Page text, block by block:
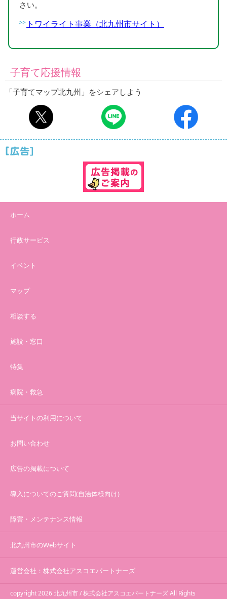
さい。
トワイライト事業（北九州市サイト）
子育て応援情報
「子育てマップ北九州」をシェアしよう
ホーム
行政サービス
イベント
マップ
相談する
施設・窓口
特集
病院・救急
当サイトの利用について
お問い合わせ
広告の掲載について
導入についてのご質問(自治体様向け)
障害・メンテナンス情報
北九州市のWebサイト
運営会社：株式会社アスコエパートナーズ
copyright 2026 北九州市 / 株式会社アスコエパートナーズ All Rights